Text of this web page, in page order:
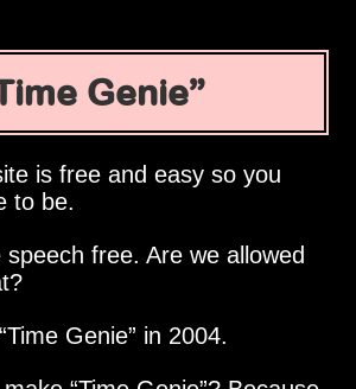
Genie
is free and easy so you
to be.
speech free. Are we allowed
Time Genie in 2004.